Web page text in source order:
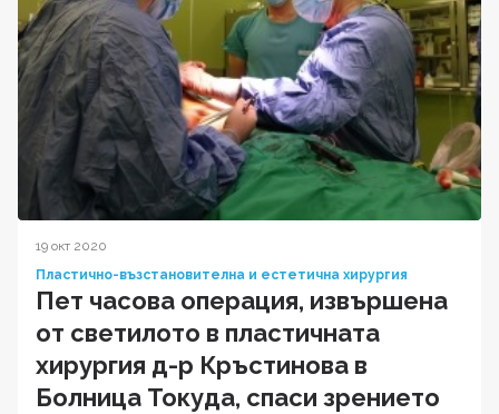
19 окт 2020
Пластично-възстановителна и естетична хирургия
Пет часова операция, извършена
от светилото в пластичната
хирургия д-р Кръстинова в
Болница Токуда, спаси зрението